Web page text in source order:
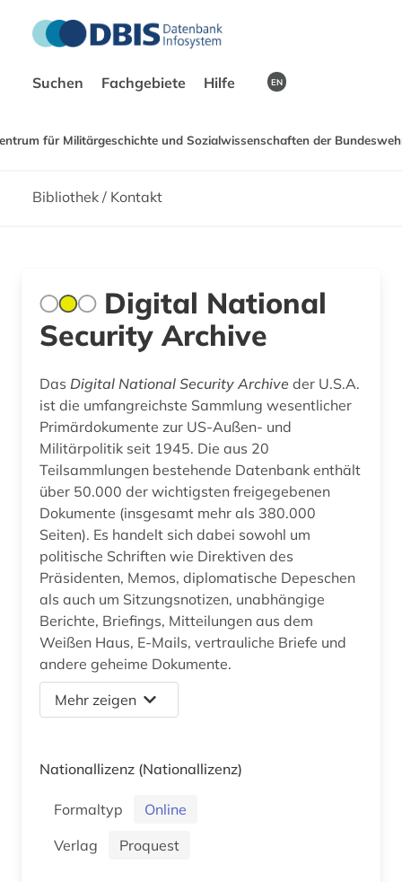
Suchen Fachgebiete Hilfe EN
für Militärgeschichte und Sozialwissenschaften der
Bibliothek / Kontakt
Digital National
Security Archive
Das Digital National Security Archive der U.S.A.
ist die umfangreichste Sammlung wesentlicher
Primärdokumente zur US-Außen- und
Militärpolitik seit 1945. Die aus 20
Teilsammlungen bestehende Datenbank enthält
über 50.000 der wichtigsten freigegebenen
Dokumente (insgesamt mehr als 380.000
Seiten). Es handelt sich dabei sowohl um
politische Schriften wie Direktiven des
Präsidenten, Memos, diplomatische Depeschen
als auch um Sitzungsnotizen, unabhängige
Berichte, Briefings, Mitteilungen aus dem
Weißen Haus, E-Mails, vertrauliche Briefe und
andere geheime Dokumente.
Mehr zeigen
Nationallizenz (Nationallizenz)
Formaltyp
Online
Verlag
Proquest